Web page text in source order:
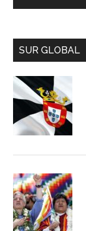
SUR GLOBAL